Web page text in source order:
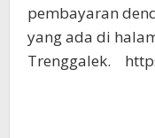
pembayaran
yang ada di
Trenggalek.